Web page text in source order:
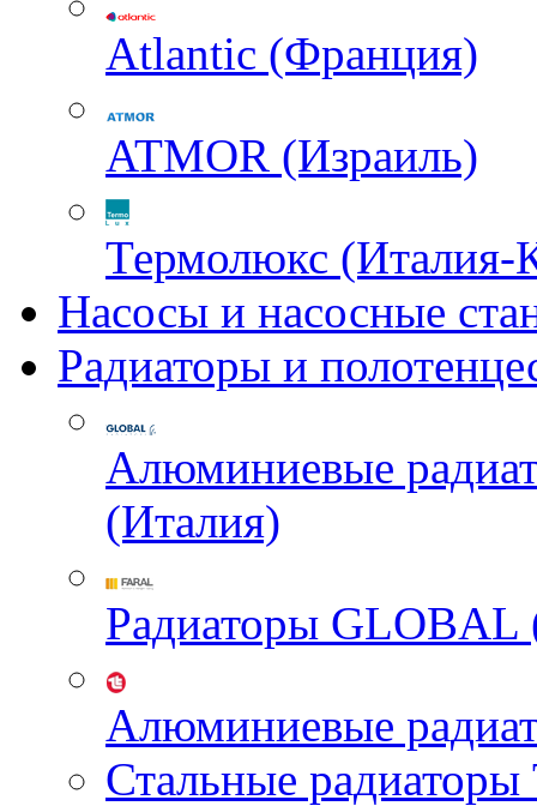
Atlantic (Франция)
ATMOR (Израиль)
Термолюкс (Италия-
Насосы и насосные
Радиаторы и
Алюминиевые
(Италия)
Радиаторы GLOBAL
Алюминиевые
Стальные